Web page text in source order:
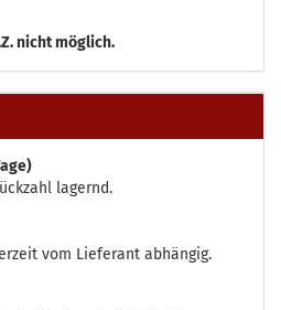
nicht möglich.
lagernd.
vom Lieferant abhängig.